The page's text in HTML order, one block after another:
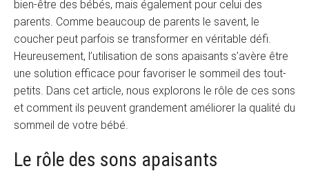
bien-être des bébés, mais également pour celui des
parents. Comme beaucoup de parents le savent, le
coucher peut parfois se transformer en véritable défi.
Heureusement, l’utilisation de sons apaisants s’avère être
une solution efficace pour favoriser le sommeil des tout-
petits. Dans cet article, nous explorons le rôle de ces sons
et comment ils peuvent grandement améliorer la qualité du
sommeil de votre bébé.
Le rôle des sons apaisants